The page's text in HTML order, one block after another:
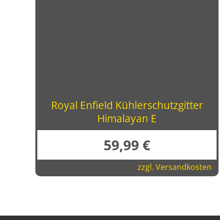
Royal Enfield Kühlerschutzgitter
Himalayan E
59,99 €
zzgl.Versandkosten